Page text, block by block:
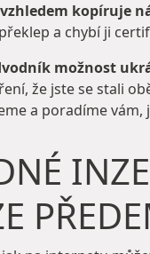
kopíruje
a chybí ji
možnost
že jste se stali
a poradíme vám,